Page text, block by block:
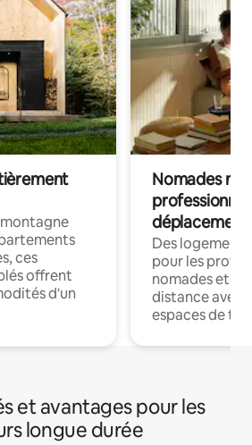
ces
offrent
d'un
Nomades
déplacement
Des
pour les
nomades et
distance avec
espaces de
et avantages pour les
longue durée